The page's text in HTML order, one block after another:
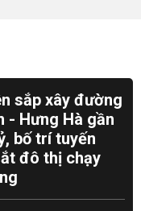
sắp xây đường
- Hưng Hà gần
bố trí tuyến
đô thị chạy